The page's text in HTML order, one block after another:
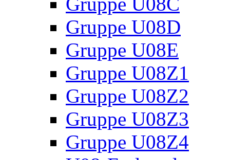
Gruppe U08D
Gruppe U08E
Gruppe U08Z1
Gruppe U08Z2
Gruppe U08Z3
Gruppe U08Z4